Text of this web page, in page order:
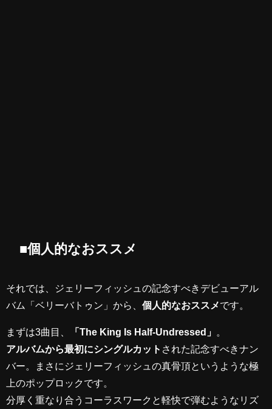
■個人的なおススメ
それでは、ジェリーフィッシュの記念すべきデビューアル
バム「ベリーバトゥン」から、 個人的なおススメです。
まずは3曲目、 「The King Is Half-Undressed」
アルバムから最初にシングルカット された記念すべきナン
バー。まさにジェリーフィッシュの真骨頂というような極
上のポップロックです。
分厚く重なり合うコーラスワークと軽快で弾むようなリズ